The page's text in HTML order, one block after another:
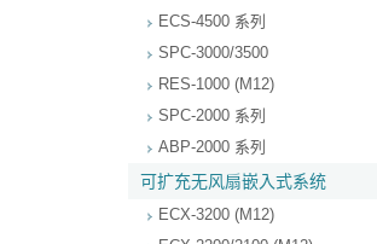
ECS-4500 系列
SPC-3000/3500
RES-1000 (M12)
SPC-2000 系列
ABP-2000 系列
可扩充无风扇嵌入式系统
ECX-3200 (M12)